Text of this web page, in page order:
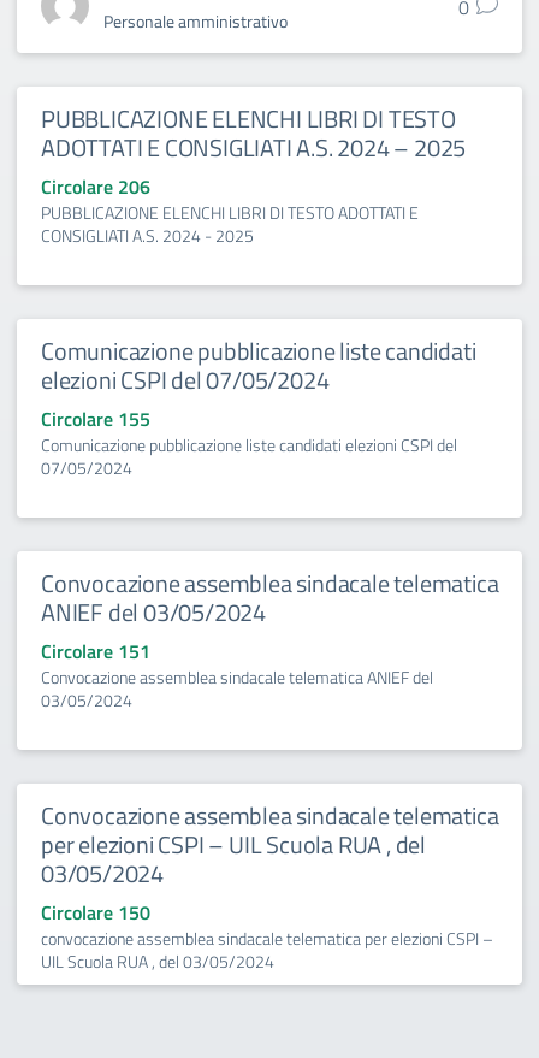
Personale amministrativo 0
PUBBLICAZIONE ELENCHI LIBRI DI TESTO
ADOTTATI E CONSIGLIATI A.S. 2024 – 2025
Circolare 206
PUBBLICAZIONE ELENCHI LIBRI DI TESTO ADOTTATI E
CONSIGLIATI A.S. 2024 - 2025
Comunicazione pubblicazione liste candidati
elezioni CSPI del 07/05/2024
Circolare 155
Comunicazione pubblicazione liste candidati elezioni CSPI del
07/05/2024
Convocazione assemblea sindacale telematica
ANIEF del 03/05/2024
Circolare 151
Convocazione assemblea sindacale telematica ANIEF del
03/05/2024
Convocazione assemblea sindacale telematica
per elezioni CSPI – UIL Scuola RUA , del
03/05/2024
Circolare 150
convocazione assemblea sindacale telematica per elezioni CSPI –
UIL Scuola RUA , del 03/05/2024